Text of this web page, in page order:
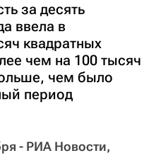
за десять
ввела в
квадратных
чем на 100 тысяч
чем было
период
- РИА Новости,